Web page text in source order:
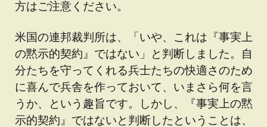
方はご注意ください。
米国の連邦裁判所は、「いや、これは『事実上
の黙示的契約』ではない」と判断しました。自
分たちを守ってくれる兵士たちの快適さのため
に喜んで兵舎を作っておいて、いまさら何を言
うか、という趣旨です。しかし、『事実上の黙
示的契約』ではないと判断したということは、